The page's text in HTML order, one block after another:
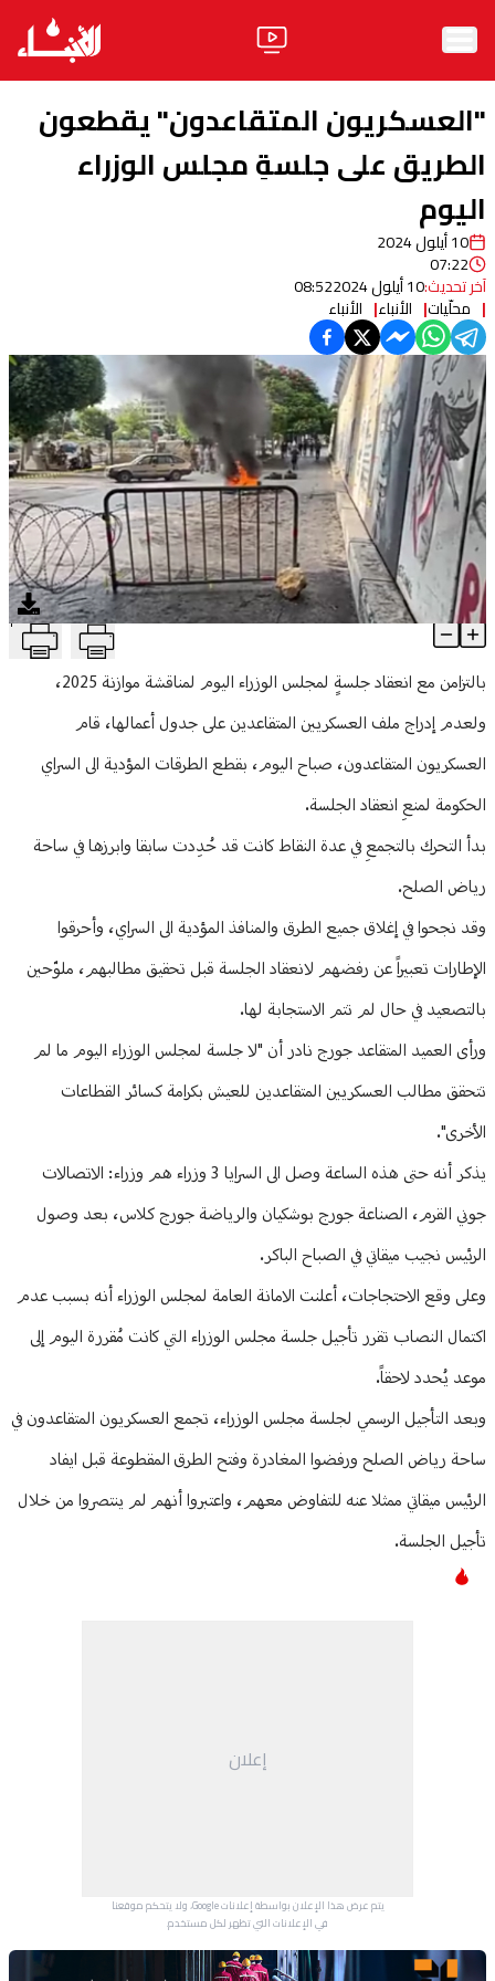
الأخبار
ثقافة ومجتمع
منوعات
آراء
فيديو
مواقف
وليد جنبلاطالحزب
ابحث
"العسكريون المتقاعدون" يقطعون
الطريق على جلسةِ مجلس الوزراء
اليوم
10 أيلول 2024
07:22
آخر تحديث:10 أيلول 2024 08:52
محلّيات الأنباء الأنباء
"العسكريون المتقاعدون" يقطعون الطريق على جلسةِ مجلس الوزراءT
Article Content
بالتزامن مع انعقاد جلسةٍ لمجلس الوزراء اليوم لمناقشة موازنة 2025،
ولعدم إدراج ملف العسكريين المتقاعدين على جدول أعمالها، قام
العسكريون المتقاعدون، صباح اليوم، بقطع الطرقات المؤدية الى السراي
الحكومة لمنعِ انعقاد الجلسة.
بدأ التحرك بالتجمعِ في عدة النقاط كانت قد حُدِدت سابقا وابرزها في ساحة
رياض الصلح.
وقد نجحوا في إغلاق جميع الطرق والمنافذ المؤدية الى السراي، وأحرقوا
الإطارات تعبيراً عن رفضهم لانعقاد الجلسة قبل تحقيق مطالبهم، ملوّحين
بالتصعيد في حال لم تتم الاستجابة لها.
ورأى العميد المتقاعد جورج نادر أن "لا جلسة لمجلس الوزراء اليوم ما لم
تتحقق مطالب العسكريين المتقاعدين للعيش بكرامة كسائر القطاعات
الأخرى".
يذكر أنه حتى هذه الساعة وصل الى السرايا 3 وزراء هم وزراء: الاتصالات
جوني القرم، الصناعة جورج بوشكيان والرياضة جورج كلاس، بعد وصول
الرئيس نجيب ميقاتي في الصباح الباكر.
وعلى وقع الاحتجاجات، أعلنت الامانة العامة لمجلس الوزراء أنه بسبب عدم
اكتمال النصاب تقرر تأجيل جلسة مجلس الوزراء التي كانت مُقررة اليوم إلى
موعد يُحدد لاحقاً.
وبعد التأجيل الرسمي لجلسة مجلس الوزراء، تجمع العسكريون المتقاعدون في
ساحة رياض الصلح ورفضوا المغادرة وفتح الطرق المقطوعة قبل ايفاد
الرئيس ميقاتي ممثلا عنه للتفاوض معهم، واعتبروا أنهم لم ينتصروا من خلال
تأجيل الجلسة.
إعلان
يتم عرض هذا الإعلان بواسطة إعلانات Google، ولا يتحكم موقعنا
في الإعلانات التي تظهر لكل مستخدم.
Advertisement Section